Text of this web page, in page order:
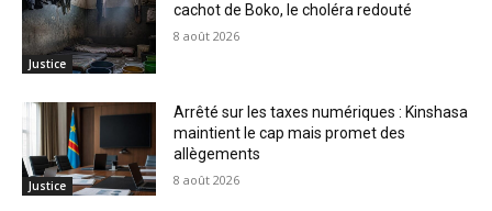
Justice
cachot de Boko, le choléra redouté
8 août 2026
Justice
Arrêté sur les taxes numériques : Kinshasa
maintient le cap mais promet des
allègements
8 août 2026